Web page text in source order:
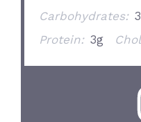
Carbohydrates:
Protein: 3g